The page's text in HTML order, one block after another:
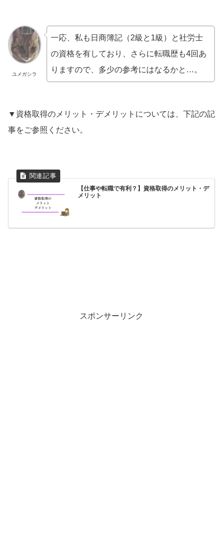
ユメガシラ
一応、私も日商簿記（2級と1級）と社労士
の資格を有しており、さらに転職歴も4回あ
りますので、多少の参考にはなるかと…。
▼資格取得のメリット・デメリットについては、下記の記
事をご参照ください。
【仕事や転職で有利？】資格取得のメリット・デ
メリット
スポンサーリンク